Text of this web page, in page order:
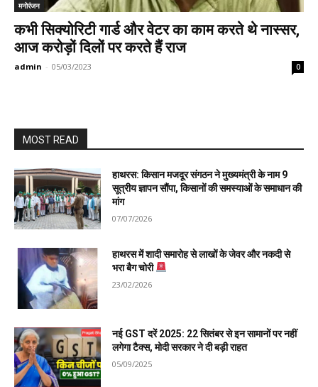
मनोरंजन
कभी सिक्योरिटी गार्ड और वेटर का काम करते थे नास्सर,
आज करोड़ों दिलों पर करते हैं राज
admin - 05/03/2023 0
MOST READ
हाथरस: किसान मजदूर संगठन ने मुख्यमंत्री के नाम 9
सूत्रीय ज्ञापन सौंपा, किसानों की समस्याओं के समाधान की
मांग
07/07/2026
हाथरस में शादी समारोह से लाखों के जेवर और नकदी से
भरा बैग चोरी
23/02/2026
नई GST दरें 2025: 22 सितंबर से इन सामानों पर नहीं
लगेगा टैक्स, मोदी सरकार ने दी बड़ी राहत
05/09/2025